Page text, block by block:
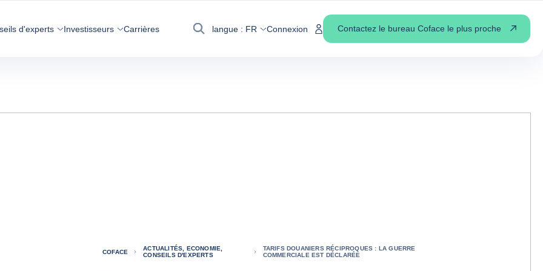
d'experts Investisseurs Carrières
Recherche
langue : FR Connexion Contactez le bureau Coface le plus proche
COFACE
ACTUALITÉS, ECONOMIE,
CONSEILS D'EXPERTS
TARIFS DOUANIERS RÉCIPROQUES : LA GUERRE
COMMERCIALE EST DÉCLARÉE